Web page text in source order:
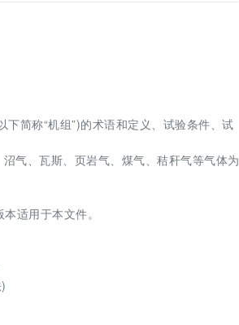
简称“机组”)的术语和定义、试验条件、试
气、瓦斯、页岩气、煤气、秸秆气等气体为
适用于本文件。